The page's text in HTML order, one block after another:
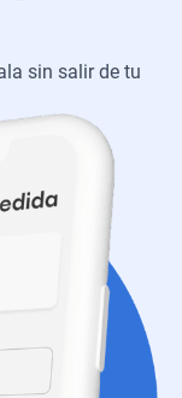
sin salir de tu